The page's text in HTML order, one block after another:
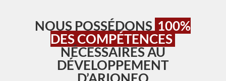
NOUS POSSÉDONS 100%
DES COMPÉTENCES
NÉCESSAIRES AU
DÉVELOPPEMENT